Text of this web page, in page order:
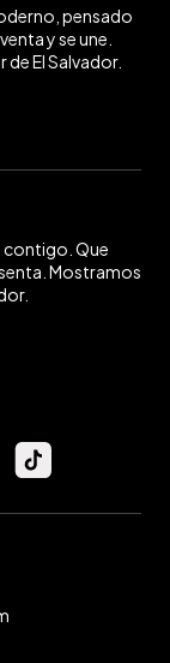
pensado
y se une.
El Salvador.
contigo. Que
Mostramos